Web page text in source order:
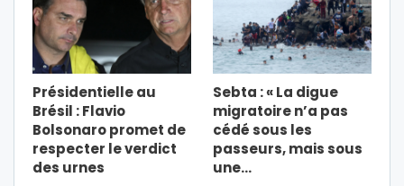
Présidentielle au
Brésil : Flavio
Bolsonaro promet de
respecter le verdict
des urnes
Sebta : « La digue
migratoire n’a pas
cédé sous les
passeurs, mais sous
une…